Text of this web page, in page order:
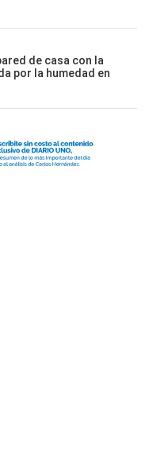
de casa con la
por la humedad en